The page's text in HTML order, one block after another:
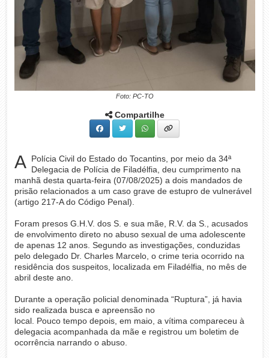
Foto: PC-TO
Compartilhe
A Polícia Civil do Estado do Tocantins, por meio da 34ª
Delegacia de Polícia de Filadélfia, deu cumprimento na
manhã desta quarta-feira (07/08/2025) a dois mandados de
prisão relacionados a um caso grave de estupro de vulnerável
(artigo 217-A do Código Penal).
Foram presos G.H.V. dos S. e sua mãe, R.V. da S., acusados
de envolvimento direto no abuso sexual de uma adolescente
de apenas 12 anos. Segundo as investigações, conduzidas
pelo delegado Dr. Charles Marcelo, o crime teria ocorrido na
residência dos suspeitos, localizada em Filadélfia, no mês de
abril deste ano.
Durante a operação policial denominada “Ruptura”, já havia
sido realizada busca e apreensão no
local. Pouco tempo depois, em maio, a vítima compareceu à
delegacia acompanhada da mãe e registrou um boletim de
ocorrência narrando o abuso.